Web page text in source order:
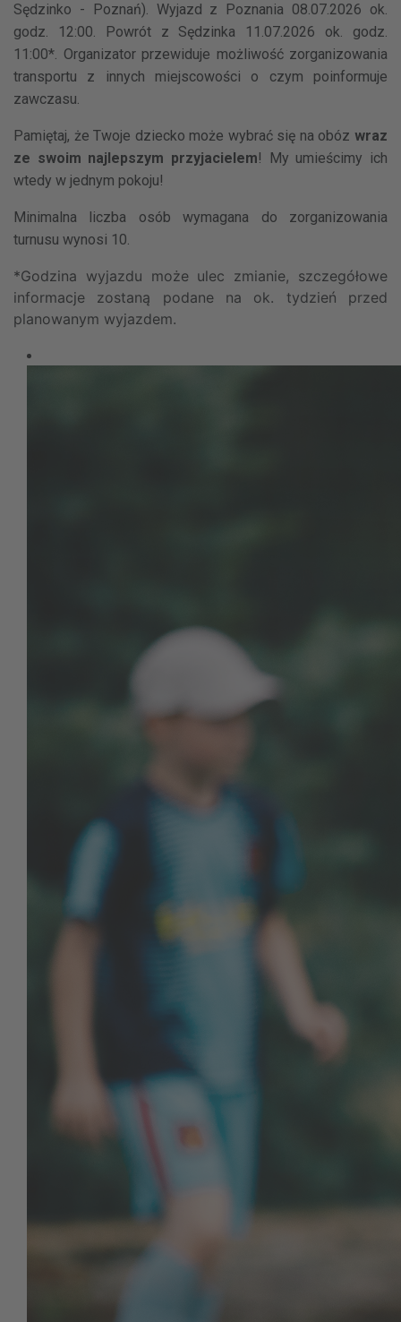
Sędzinko - Poznań). Wyjazd z Poznania 08.07.2026 ok.
godz. 12:00. Powrót z Sędzinka 11.07.2026 ok. godz.
11:00*. Organizator przewiduje możliwość zorganizowania
transportu z innych miejscowości o czym poinformuje
zawczasu.
Pamiętaj, że Twoje dziecko może wybrać się na obóz wraz
ze swoim najlepszym przyjacielem! My umieścimy ich
wtedy w jednym pokoju!
Minimalna liczba osób wymagana do zorganizowania
turnusu wynosi 10.
*Godzina wyjazdu może ulec zmianie, szczegółowe
informacje zostaną podane na ok. tydzień przed
planowanym wyjazdem.